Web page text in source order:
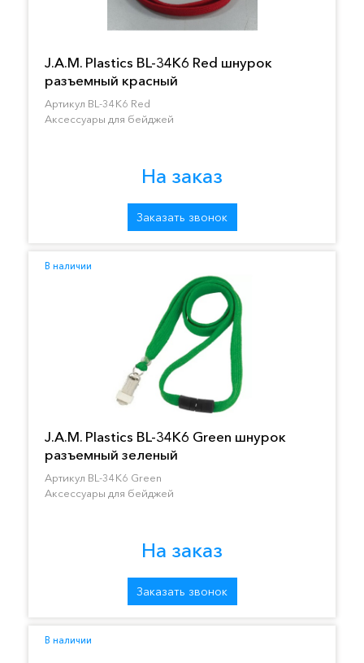
J.A.M. Plastics BL-34K6 Red шнурок
разъемный красный
Артикул BL-34K6 Red
Аксессуары для бейджей
На заказ
Заказать звонок
В наличии
J.A.M. Plastics BL-34K6 Green шнурок
разъемный зеленый
Артикул BL-34K6 Green
Аксессуары для бейджей
На заказ
Заказать звонок
В наличии